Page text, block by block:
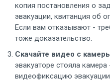
копия постановления о
эвакуации, квитанция об
Если вам отказывают -
тоже доказательство.
Скачайте видео с
эвакуаторе стояла камера
видеофиксацию